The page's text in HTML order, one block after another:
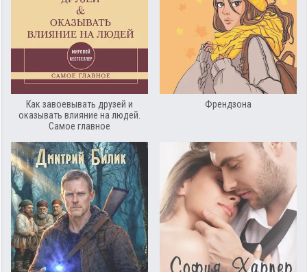
Как завоевывать друзей и
оказывать влияние на людей.
Самое главное
Френдзона